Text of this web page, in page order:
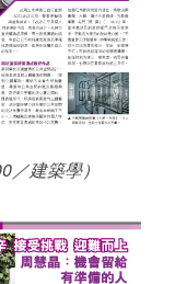
／建築學）